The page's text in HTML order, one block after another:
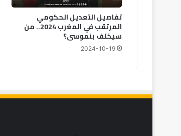
تفاصيل التعديل الحكومي
المرتقب في المغرب 2024.. من
سيخلف بنموسى؟
2024-10-19